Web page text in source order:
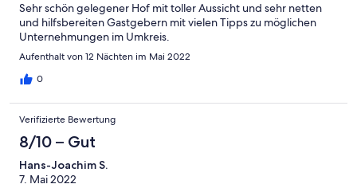
Sehr schön gelegener Hof mit toller Aussicht und sehr netten
und hilfsbereiten Gastgebern mit vielen Tipps zu möglichen
Unternehmungen im Umkreis.
Aufenthalt von 12 Nächten im Mai 2022
0
Verifizierte Bewertung
8/10 – Gut
Hans-Joachim S.
7. Mai 2022